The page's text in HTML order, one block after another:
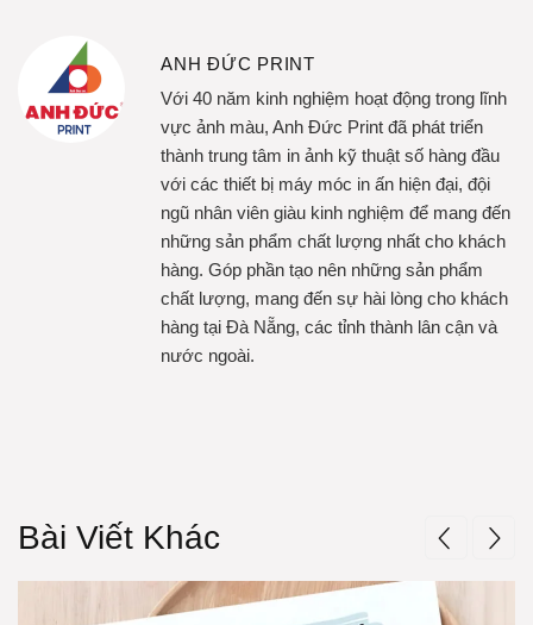
ANH ĐỨC PRINT
Với 40 năm kinh nghiệm hoạt động trong lĩnh
vực ảnh màu, Anh Đức Print đã phát triển
thành trung tâm in ảnh kỹ thuật số hàng đầu
với các thiết bị máy móc in ấn hiện đại, đội
ngũ nhân viên giàu kinh nghiệm để mang đến
những sản phẩm chất lượng nhất cho khách
hàng. Góp phần tạo nên những sản phẩm
chất lượng, mang đến sự hài lòng cho khách
hàng tại Đà Nẵng, các tỉnh thành lân cận và
nước ngoài.
Bài Viết Khác